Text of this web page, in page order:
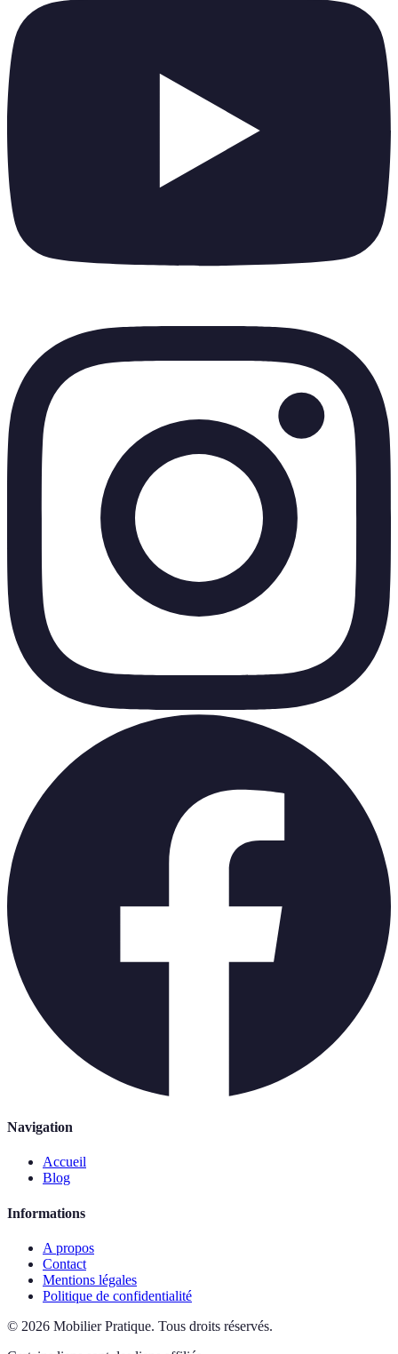
Navigation
Accueil
Blog
Informations
A propos
Contact
Mentions légales
Politique de confidentialité
© 2026 Mobilier Pratique. Tous droits réservés.